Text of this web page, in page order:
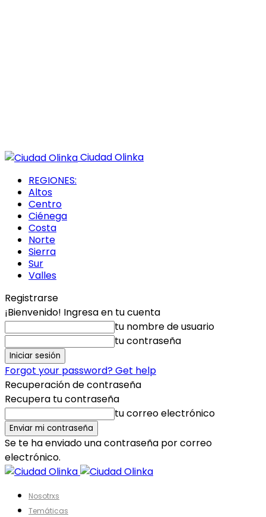
Ciudad Olinka
REGIONES:
Altos
Centro
Ciénega
Costa
Norte
Sierra
Sur
Valles
Registrarse
¡Bienvenido! Ingresa en tu cuenta
tu nombre de usuario
tu contraseña
Forgot your password? Get help
Recuperación de contraseña
Recupera tu contraseña
tu correo electrónico
Se te ha enviado una contraseña por correo
electrónico.
Nosotrxs
Temáticas